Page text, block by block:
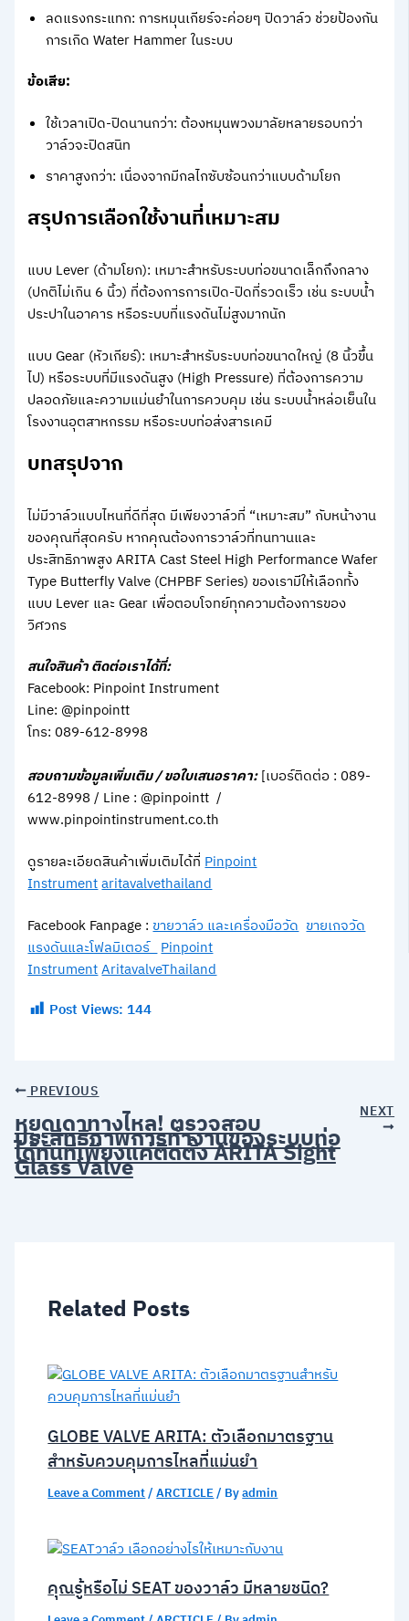
ลดแรงกระแทก: การหมุนเกียร์จะค่อยๆ ปิดวาล์ว ช่วยป้องกัน
การเกิด Water Hammer ในระบบ
ข้อเสีย:
ใช้เวลาเปิด-ปิดนานกว่า: ต้องหมุนพวงมาลัยหลายรอบกว่า
วาล์วจะปิดสนิท
ราคาสูงกว่า: เนื่องจากมีกลไกซับซ้อนกว่าแบบด้ามโยก
สรุปการเลือกใช้งานที่เหมาะสม
แบบ Lever (ด้ามโยก): เหมาะสำหรับระบบท่อขนาดเล็กถึงกลาง
(ปกติไม่เกิน 6 นิ้ว) ที่ต้องการการเปิด-ปิดที่รวดเร็ว เช่น ระบบน้ำ
ประปาในอาคาร หรือระบบที่แรงดันไม่สูงมากนัก
แบบ Gear (หัวเกียร์): เหมาะสำหรับระบบท่อขนาดใหญ่ (8 นิ้วขึ้น
ไป) หรือระบบที่มีแรงดันสูง (High Pressure) ที่ต้องการความ
ปลอดภัยและความแม่นยำในการควบคุม เช่น ระบบน้ำหล่อเย็นใน
โรงงานอุตสาหกรรม หรือระบบท่อส่งสารเคมี
บทสรุปจาก
ไม่มีวาล์วแบบไหนที่ดีที่สุด มีเพียงวาล์วที่ “เหมาะสม” กับหน้างาน
ของคุณที่สุดครับ หากคุณต้องการวาล์วที่ทนทานและ
ประสิทธิภาพสูง ARITA Cast Steel High Performance Wafer
Type Butterfly Valve (CHPBF Series) ของเรามีให้เลือกทั้ง
แบบ Lever และ Gear เพื่อตอบโจทย์ทุกความต้องการของ
วิศวกร
สนใจสินค้า ติดต่อเราได้ที่:
Facebook: Pinpoint Instrument
Line: @pinpointt
โทร: 089-612-8998
สอบถามข้อมูลเพิ่มเติม / ขอใบเสนอราคา:[เบอร์ติดต่อ : 089-
612-8998 / Line : @pinpointt /
www.pinpointinstrument.co.th
ดูรายละเอียดสินค้าเพิ่มเติมได้ที่Pinpoint
Instrumentaritavalvethailand
Facebook Fanpage :ขายวาล์ว และเครื่องมือวัด ขายเกจวัด
แรงดันและโฟลมิเตอร์Pinpoint
InstrumentAritavalveThailand
Post Views: 144
PREVIOUS
หยุดเดาทางไหล! ตรวจสอบ
ประสิทธิภาพการทำงานของระบบท่อ
ได้ทันทีเพียงแค่ติดตั้ง ARITA Sight
Glass Valve
NEXT
Related Posts
GLOBE VALVE ARITA: ตัวเลือกมาตรฐาน
สำหรับควบคุมการไหลที่แม่นยำ
Leave a Comment/ARCTICLE/ Byadmin
คุณรู้หรือไม่ SEAT ของวาล์ว มีหลายชนิด?